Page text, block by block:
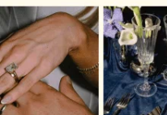
В нем были залы не
для маникюра и
оттенков мастера
красители от